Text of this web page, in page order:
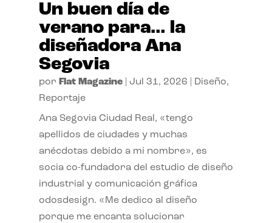
Un buen día de
verano para… la
diseñadora Ana
Segovia
por Flat Magazine| Jul 31, 2026 Diseño,
Reportaje
Ana Segovia Ciudad Real, «tengo
apellidos de ciudades y muchas
anécdotas debido a mi nombre», es
socia co-fundadora del estudio de diseño
industrial y comunicación gráfica
odosdesign. «Me dedico al diseño
porque me encanta solucionar